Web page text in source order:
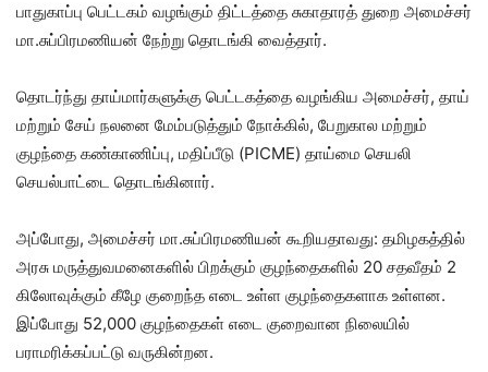
பாதுகாப்பு பெட்டகம் வழங்கும் திட்டத்தை சுகாதாரத் துறை அமைச்சர்
மா.சுப்பிரமணியன் நேற்று தொடங்கி வைத்தார்.
தொடர்ந்து தாய்மார்களுக்கு பெட்டகத்தை வழங்கிய அமைச்சர், தாய்
மற்றும் சேய் நலனை மேம்படுத்தும் நோக்கில், பேறுகால மற்றும்
குழந்தை கண்காணிப்பு, மதிப்பீடு (PICME) தாய்மை செயலி
செயல்பாட்டை தொடங்கினார்.
அப்போது, அமைச்சர் மா.சுப்பிரமணியன் கூறியதாவது: தமிழகத்தில்
அரசு மருத்துவமனைகளில் பிறக்கும் குழந்தைகளில் 20 சதவீதம் 2
கிலோவுக்கும் கீழே குறைந்த எடை உள்ள குழந்தைகளாக உள்ளன.
இப்போது 52,000 குழந்தைகள் எடை குறைவான நிலையில்
பராமரிக்கப்பட்டு வருகின்றன.